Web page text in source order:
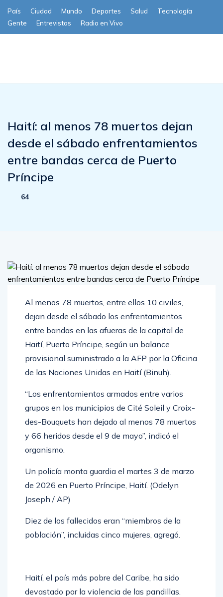
País Ciudad Mundo Deportes Salud
Tecnología
Gente
Entrevistas Radio en Vivo
Haití: al menos 78 muertos dejan
desde el sábado enfrentamientos
entre bandas cerca de Puerto
Príncipe
64
Al menos 78 muertos, entre ellos 10 civiles,
dejan desde el sábado los enfrentamientos
entre bandas en las afueras de la capital de
Haití, Puerto Príncipe, según un balance
provisional suministrado a la AFP por la Oficina
de las Naciones Unidas en Haití (Binuh).
“Los enfrentamientos armados entre varios
grupos en los municipios de Cité Soleil y Croix-
des-Bouquets han dejado al menos 78 muertos
y 66 heridos desde el 9 de mayo”, indicó el
organismo.
Un policía monta guardia el martes 3 de marzo
de 2026 en Puerto Príncipe, Haití. (Odelyn
Joseph / AP)
Diez de los fallecidos eran “miembros de la
población”, incluidas cinco mujeres, agregó.
Haití, el país más pobre del Caribe, ha sido
devastado por la violencia de las pandillas.